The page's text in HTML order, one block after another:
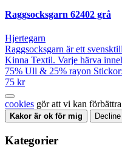
Raggsocksgarn 62402 grå
Hjertegarn
Raggsocksgarn är ett
Kinna Textil. Varje härva
75% Ull & 25% rayon
75 kr
cookies gör att vi kan
Kakor är ok för mig Decline
Kategorier